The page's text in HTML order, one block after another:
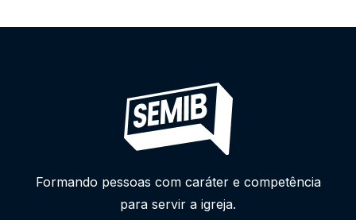
Formando pessoas com caráter e competência
para servir a igreja.